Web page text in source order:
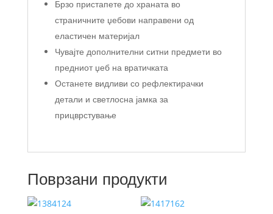
Брзо пристапете до храната во
страничните џебови направени од
еластичен материјал
Чувајте дополнителни ситни предмети во
предниот џеб на вратичката
Останете видливи со рефлектирачки
детали и светлосна јамка за
прицврстување
Поврзани продукти